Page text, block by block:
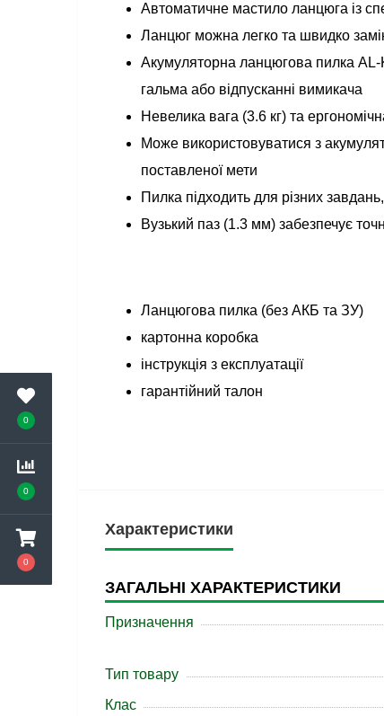
0
0
0
Автоматичне мастило ланцюга із
Ланцюг можна легко та швидко
Акумуляторна ланцюгова пилка
гальма або відпусканні вимикача
Невелика вага (3.6 кг) та
Може використовуватися з
поставленої мети
Пилка підходить для різних
Вузький паз (1.3 мм) забезпечує
Ланцюгова пилка (без АКБ та ЗУ)
картонна коробка
інструкція з експлуатації
гарантійний талон
Характеристики
ЗАГАЛЬНІ ХАРАКТЕРИСТИКИ
Призначення
Тип товару
Клас